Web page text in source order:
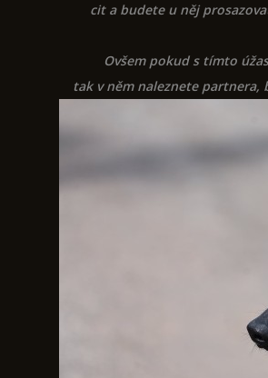
cit a budete u něj
Ovšem pokud s tímto
tak v něm naleznete partnera,